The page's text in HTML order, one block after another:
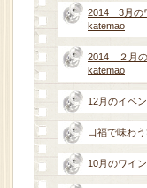
2014 3月の
katemao
2014 ２月の
katemao
12月のイベ
口福で味わ
10月のワイ